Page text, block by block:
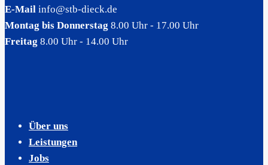
E-Mail info@stb-dieck.de
Montag bis Donnerstag 8.00 Uhr - 17.00 Uhr
Freitag 8.00 Uhr - 14.00 Uhr
Über uns
Leistungen
Jobs